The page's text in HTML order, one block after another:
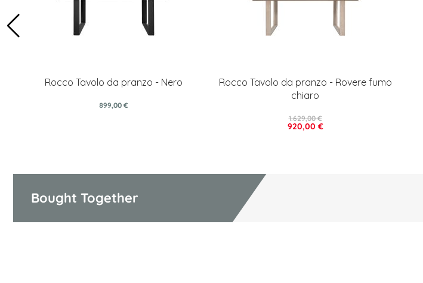
Rocco Tavolo da pranzo - Nero
899,00 €
Rocco Tavolo da pranzo - Rovere fumo
chiaro
920,00 €
1.629,00 €
Bought Together